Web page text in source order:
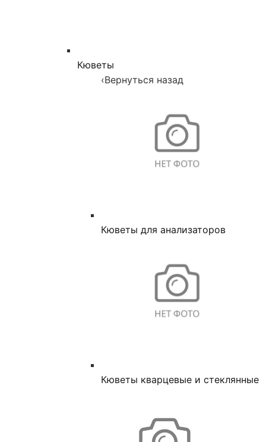
Кюветы
‹Вернуться назад
Кюветы для анализаторов
Кюветы кварцевые и стеклянные